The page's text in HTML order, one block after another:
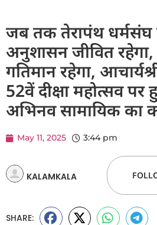
जब तक तेरापंथ धर्मसंघ
अनुशासन जीवित
गतिमान रहेगा,
52वें दीक्षा महोत्सव
अभिनव सामायिक का
May 11, 2025 3:44 pm
KALAMKALA
SHARE: